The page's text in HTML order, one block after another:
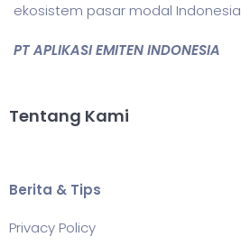
ekosistem pasar modal Indonesia
PT APLIKASI EMITEN INDONESIA
Tentang Kami
Berita & Tips
Privacy Policy